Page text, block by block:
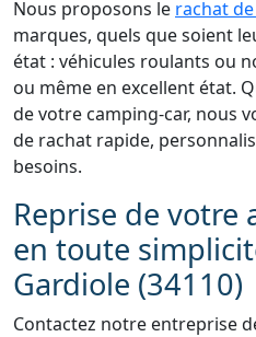
Nous proposons le rachat
marques, quels que soient
état : véhicules roulants ou
ou même en excellent état.
de votre camping-car, nous
de rachat rapide,
besoins.
Reprise de votre
en toute
Gardiole (34110)
Contactez notre entreprise